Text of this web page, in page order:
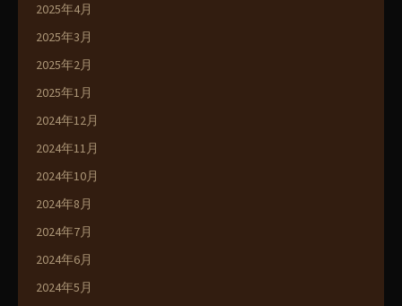
2025年4月
2025年3月
2025年2月
2025年1月
2024年12月
2024年11月
2024年10月
2024年8月
2024年7月
2024年6月
2024年5月